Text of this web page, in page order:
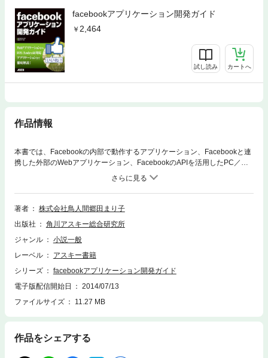
facebookアプリケーション開発ガイド
2,464
試し読み カートへ
作品情報
本書では、Facebookの内部で動作するアプリケーション、Facebookと連
携した外部のWebアプリケーション、FacebookのAPIを活用したPC／ス
マートフォン上で動作するアプリケーションの作り方を解説しています。
著者
株式会社鳥人間郷田まり子
出版社
角川アスキー総合研究所
ジャンル
小説一般
レーベル
アスキー書籍
シリーズ
facebookアプリケーション開発ガイド
電子版配信開始日
2014/07/13
ファイルサイズ
11.27 MB
作品をシェアする